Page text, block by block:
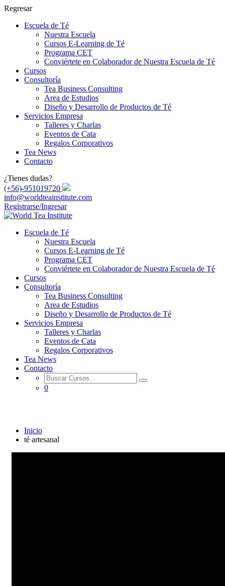
Regresar
Escuela de Té
Nuestra Escuela
Cursos E-Learning de Té
Programa CET
Conviértete en Colaborador de Nuestra Escuela de Té
Cursos
Consultoría
Tea Business Consulting
Area de Estudios
Diseño y Desarrollo de Productos de Té
Servicios Empresa
Talleres y Charlas
Eventos de Cata
Regalos Corporativos
Tea News
Contacto
¿Tienes dudas?
(+56)-951019720
info@worldteainstitute.com
Registrarse/Ingresar
Escuela de Té
Nuestra Escuela
Cursos E-Learning de Té
Programa CET
Conviértete en Colaborador de Nuestra Escuela de Té
Cursos
Consultoría
Tea Business Consulting
Area de Estudios
Diseño y Desarrollo de Productos de Té
Servicios Empresa
Talleres y Charlas
Eventos de Cata
Regalos Corporativos
Tea News
Contacto
0
Inicio
té artesanal